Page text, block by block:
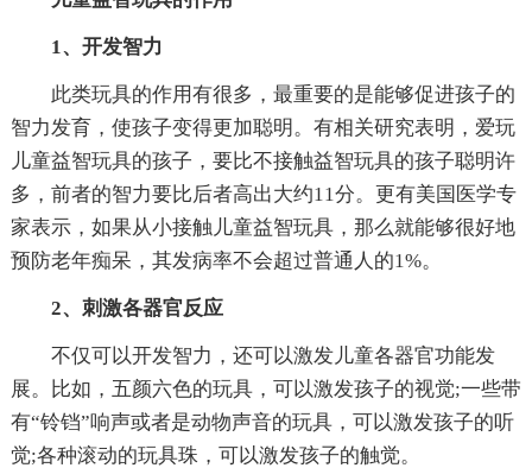
1、开发智力
此类玩具的作用有很多，最重要的是能够促进孩子的
智力发育，使孩子变得更加聪明。有相关研究表明，爱玩
儿童益智玩具的孩子，要比不接触益智玩具的孩子聪明许
多，前者的智力要比后者高出大约11分。更有美国医学专
家表示，如果从小接触儿童益智玩具，那么就能够很好地
预防老年痴呆，其发病率不会超过普通人的1%。
2、刺激各器官反应
不仅可以开发智力，还可以激发儿童各器官功能发
展。比如，五颜六色的玩具，可以激发孩子的视觉;一些带
有“铃铛”响声或者是动物声音的玩具，可以激发孩子的听
觉;各种滚动的玩具珠，可以激发孩子的触觉。